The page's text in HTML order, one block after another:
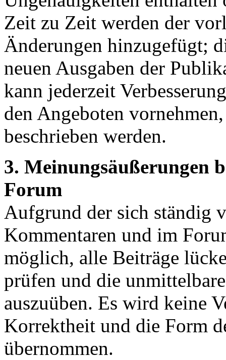
Zeit zu Zeit werden der
Änderungen hinzugefügt;
neuen Ausgaben der
kann jederzeit
den Angeboten
beschrieben werden.
3. Meinungsäußerungen
Forum
Aufgrund der sich ständig
Kommentaren und im
möglich, alle Beiträge
prüfen und die
auszuüben. Es wird keine
Korrektheit und die Form
übernommen.